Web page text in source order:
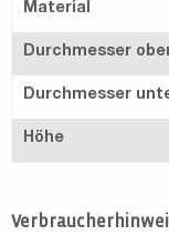
Material
Durchmesser
Durchmesser
Höhe